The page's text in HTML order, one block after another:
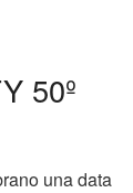
50º
una data